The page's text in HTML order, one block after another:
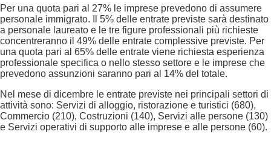
Per una quota pari al 27% le imprese prevedono di assumere
personale immigrato. Il 5% delle entrate previste sarà destinato
a personale laureato e le tre figure professionali più richieste
concentreranno il 49% delle entrate complessive previste. Per
una quota pari al 65% delle entrate viene richiesta esperienza
professionale specifica o nello stesso settore e le imprese che
prevedono assunzioni saranno pari al 14% del totale.
Nel mese di dicembre le entrate previste nei principali settori di
attività sono: Servizi di alloggio, ristorazione e turistici (680),
Commercio (210), Costruzioni (140), Servizi alle persone (130)
e Servizi operativi di supporto alle imprese e alle persone (60).